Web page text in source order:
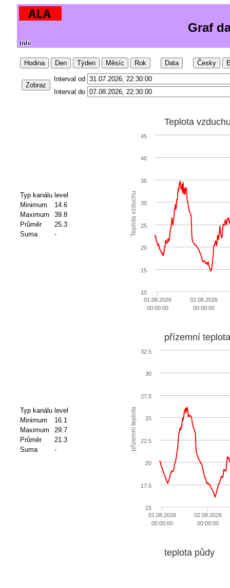
Graf
Hodina Den Týden Měsíc Rok Data Česky
Zobraz
Interval od
Interval do
Typ kanálu level
Minimum
14.6
Maximum
39.8
Průměr
25.3
Suma
- Teplota vzduchu
Teplota
01.08.2026
00:00:00
02.08.2026
00:00:00
10
15
20
25
30
35
40
45
Typ kanálu level
Minimum
16.1
Maximum
29.7
Průměr
21.3
Suma
- přízemní teplota
přízemní
01.08.2026
00:00:00
02.08.2026
00:00:00
15
17.5
20
22.5
25
27.5
30
32.5
teplota půdy